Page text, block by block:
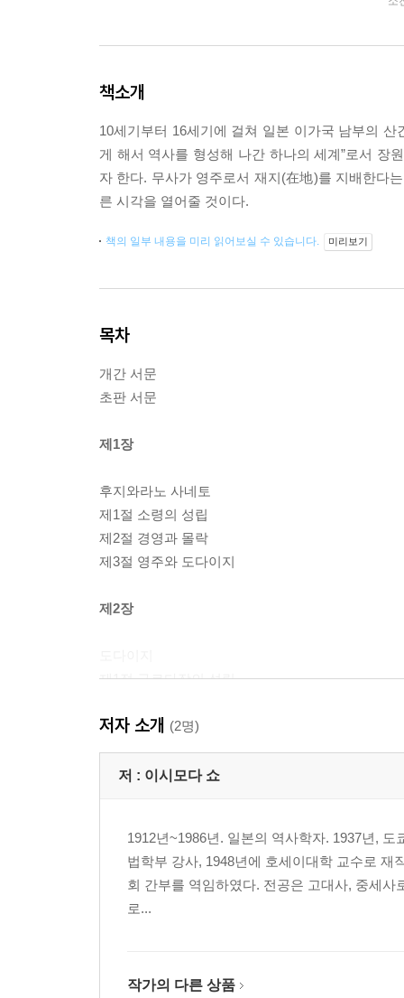
책소개
10세기부터 16세기에 걸쳐 일본 이가국 남부의
게 해서 역사를 형성해 나간 하나의 세계”로서 장
자 한다. 무사가 영주로서 재지(在地)를 지배한다
른 시각을 열어줄 것이다.
책의 일부 내용을 미리 읽어보실 수 있습니다. 미리보기
목차
개간 서문
초판 서문
제1장
후지와라노 사네토
제1절 소령의 성립
제2절 경영과 몰락
제3절 영주와 도다이지
제2장
제1절 구로다장의 성립
제3절 두 가지 법
제3장
제1절 가계
제2절 무사단의 성립
제3절 중세의 패배
구로다 악당
저자 소개 (2명)
저 : 이시모다 쇼
1912년~1986년. 일본의 역사학자. 1937년,
법학부 강사, 1948년에 호세이대학 교수로
회 간부를 역임하였다. 전공은 고대사, 중세
로...
작가의 다른 상품